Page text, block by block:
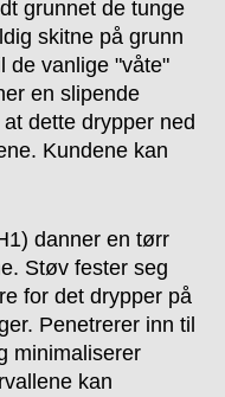
grunnet de tunge
skitne på grunn
de vanlige "våte"
en slipende
dette drypper ned
Kundene kan
danner en tørr
Støv fester seg
for det drypper på
Penetrerer inn til
minimaliserer
kan